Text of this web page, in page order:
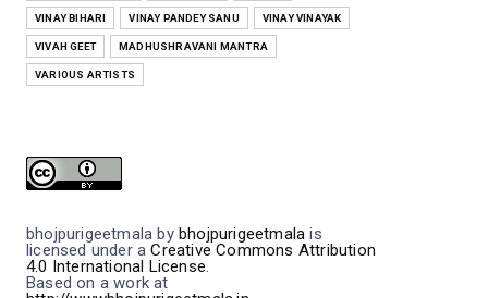
VINAY BIHARI VINAY PANDEY SANU VINAY VINAYAK
VIVAH GEET MADHUSHRAVANI MANTRA
VARIOUS ARTISTS
bhojpurigeetmala bybhojpurigeetmala is
licensed under aCreative Commons Attribution
4.0 International License
Based on a work at